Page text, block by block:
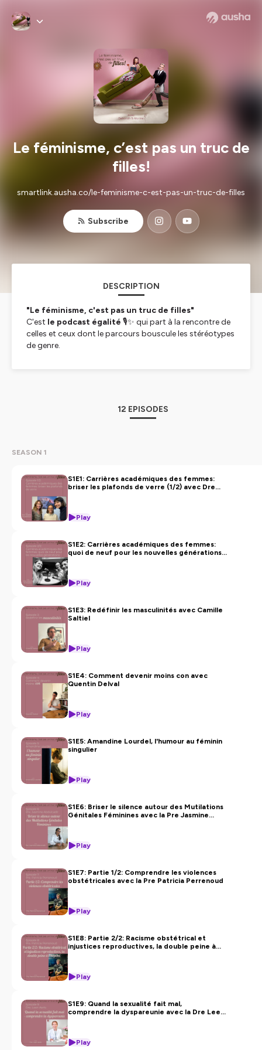
Le féminisme, c’est pas un truc de
filles!
smartlink.ausha.co/le-feminisme-c-est-pas-un-truc-de-filles
Subscribe
DESCRIPTION
"Le féminisme, c'est pas un truc de filles"
C'est le podcast égalité 🎙️✨ qui part à la rencontre de
celles et ceux dont le parcours bouscule les stéréotypes
de genre.
https://www.instagram.com/pasuntrucdefille.podcast/
"Le féminisme, c'est pas un truc de filles"
confidentialitepour plus d'informations.
12 EPISODES
SEASON 1
S1E1: Carrières académiques des femmes:
briser les plafonds de verre (1/2) avec Dre
Play
S1E2: Carrières académiques des femmes:
quoi de neuf pour les nouvelles générations
Play
S1E3: Redéfinir les masculinités avec Camille
Saltiel
Play
S1E4: Comment devenir moins con avec
Quentin Delval
Play
S1E5: Amandine Lourdel, l'humour au féminin
singulier
Play
S1E6: Briser le silence autour des Mutilations
Génitales Féminines avec la Pre Jasmine
Play
S1E7: Partie 1/2: Comprendre les violences
obstétricales avec la Pre Patricia Perrenoud
Play
S1E8: Partie 2/2: Racisme obstétrical et
injustices reproductives, la double peine à
Play
S1E9: Quand la sexualité fait mal,
comprendre la dyspareunie avec la Dre Leen
Play